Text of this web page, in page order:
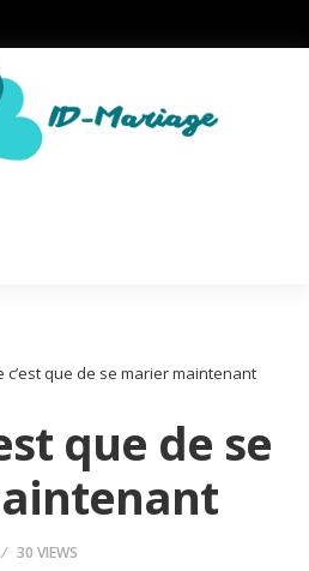
c’est que de se marier maintenant
que de se
30 VIEWS